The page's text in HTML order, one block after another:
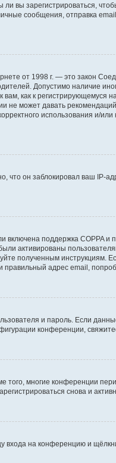
вы зарегистрироваться,
сообщения, отправка
от 1998 г. — это закон
Допустимо наличие
как к регистрирующемуся
не может давать
использования и/
что он заблокировал ваш IP-
поддержка COPPA и
активированы
полученным инструкциям.
адрес email,
и пароль. Если
конференции,
многие конференции
снова и
входа на конференцию и